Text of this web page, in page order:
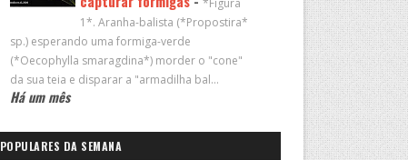
1*. Aranha-balista (*Propostira*
sp.) esperando uma formiga-verde
(*Oecophylla smaragdina*) morder o "cone"
da sua teia e disparar a "armadilha bal...
Há um mês
POPULARES DA SEMANA